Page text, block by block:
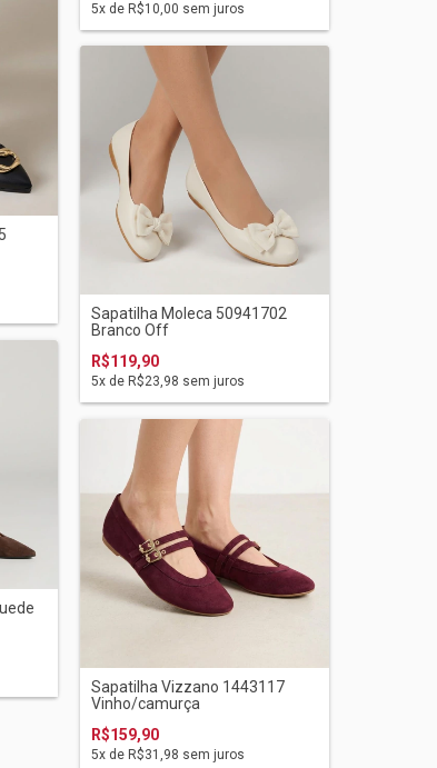
5x de R$10,00 sem juros
Sapatilha Moleca 50941702
Branco Off
R$119,90
5x de R$23,98 sem juros
Sapatilha Vizzano 1443117
Vinho/camurça
R$159,90
5x de R$31,98 sem juros